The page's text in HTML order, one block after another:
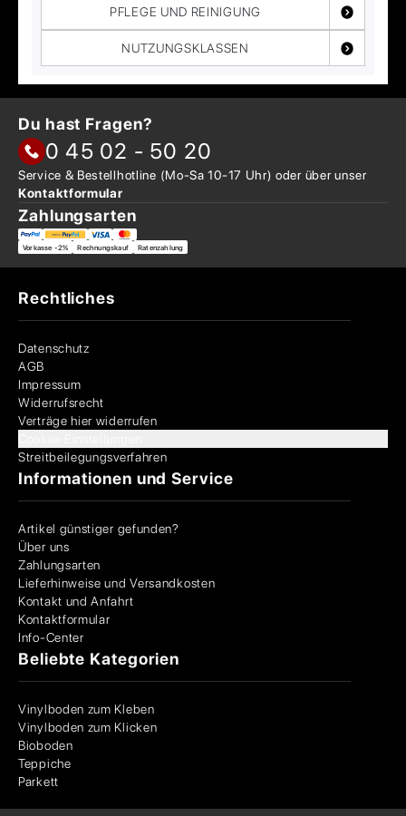
PFLEGE UND REINIGUNG
NUTZUNGSKLASSEN
Du hast Fragen?
0 45 02 - 50 20
Service & Bestellhotline (Mo-Sa 10-17 Uhr) oder überunser
Kontaktformular
Zahlungsarten
Vorkasse -2% Rechnungskauf Ratenzahlung
Rechtliches
Datenschutz
AGB
Impressum
Widerrufsrecht
Verträge hier widerrufen
Streitbeilegungsverfahren
Informationen und Service
Artikel günstiger gefunden?
Über uns
Zahlungsarten
Lieferhinweise und Versandkosten
Kontakt und Anfahrt
Kontaktformular
Info-Center
Beliebte Kategorien
Vinylboden zum Kleben
Vinylboden zum Klicken
Bioboden
Teppiche
Parkett